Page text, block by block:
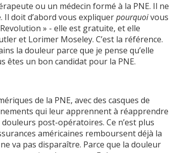
ou un médecin formé à la PNE. Il ne
Il doit d’abord vous expliquerpourquoivous
» - elle est gratuite, et elle
et Lorimer Moseley. C’est la référence.
la douleur parce que je pense qu’elle
êtes un bon candidat pour la PNE.
de la PNE, avec des casques de
qui leur apprennent à réapprendre
post-opératoires. Ce n’est plus
américaines remboursent déjà la
va pas disparaître. Parce que la douleur